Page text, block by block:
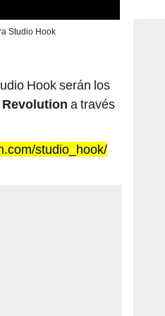
Studio Hook
Hook serán los
a través
studio_hook/